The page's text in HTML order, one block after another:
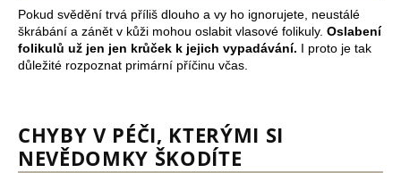
Pokud svědění trvá příliš dlouho a vy ho ignorujete, neustálé
škrábání a zánět v kůži mohou oslabit vlasové folikuly. Oslabení
folikulů už jen jen krůček k jejich vypadávání. I proto je tak
důležité rozpoznat primární příčinu včas.
CHYBY V PÉČI, KTERÝMI SI
NEVĚDOMKY ŠKODÍTE